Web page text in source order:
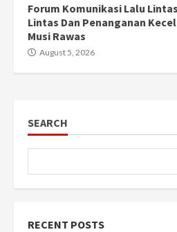
Forum Komunikasi Lalu
Lintas Dan Penanganan
Musi Rawas
August 5, 2026
SEARCH
RECENT POSTS